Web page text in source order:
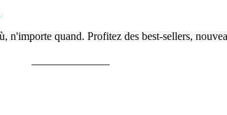
quand. Profitez des best-sellers,